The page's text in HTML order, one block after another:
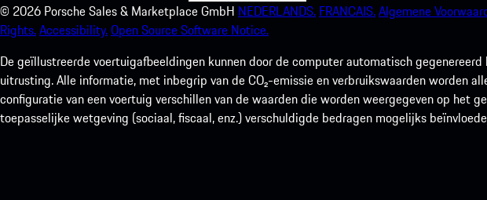
© 2026 Porsche Sales & Marketplace GmbH NEDERLANDS. FRANCAIS.Algemene
Rights.Accessibility.Open Source Software Notice.
De geïllustreerde voertuigafbeeldingen kunnen door de computer automatisch
uitrusting. Alle informatie, met inbegrip van de CO₂-emissie en verbruikswaarden worden
configuratie van een voertuig verschillen van de waarden die worden weergegeven op
toepasselijke wetgeving (sociaal, fiscaal, enz.) verschuldigde bedragen mogelijks